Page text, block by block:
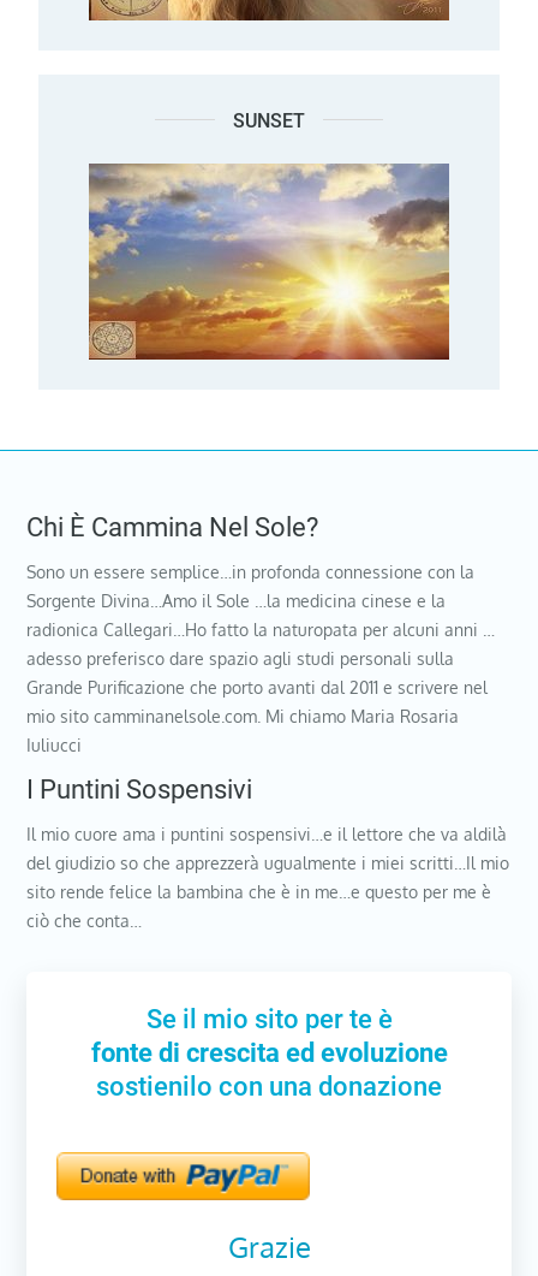
SUNSET
Chi È Cammina Nel Sole?
Sono un essere semplice…in profonda connessione con la
Sorgente Divina…Amo il Sole …la medicina cinese e la
radionica Callegari…Ho fatto la naturopata per alcuni anni …
adesso preferisco dare spazio agli studi personali sulla
Grande Purificazione che porto avanti dal 2011 e scrivere nel
mio sito camminanelsole.com. Mi chiamo Maria Rosaria
Iuliucci
I Puntini Sospensivi
Il mio cuore ama i puntini sospensivi…e il lettore che va aldilà
del giudizio so che apprezzerà ugualmente i miei scritti…Il mio
sito rende felice la bambina che è in me…e questo per me è
ciò che conta…
Se il mio sito per te è
fonte di crescita ed evoluzione
sostienilo con una donazione
Grazie